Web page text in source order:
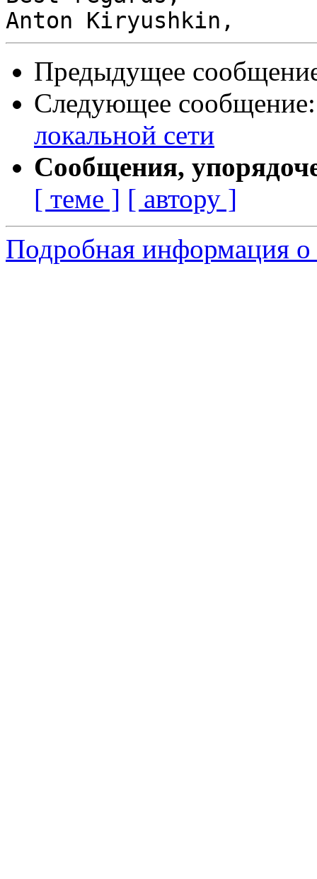
Предыдущее
Следующее
локальной сети
Сообщения,
[ теме ] [ автору ]
Подробная информация